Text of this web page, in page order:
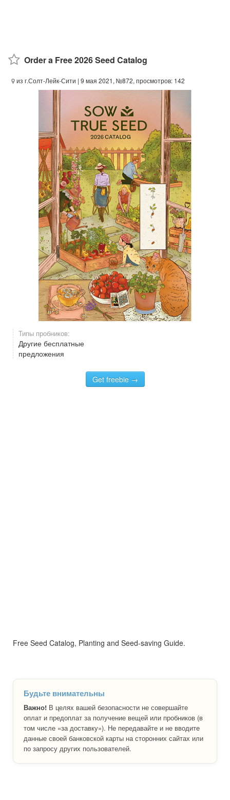
Order a Free 2026 Seed Catalog
из г.Солт-Лейк-Сити | 9 мая 2021, №872, просмотров: 142
Типы пробников:
Другие бесплатные
предложения
Get freebie →
Free Seed Catalog, Planting and Seed-saving Guide.
Будьте внимательны
Важно! В целях вашей безопасности не совершайте
оплат и предоплат за получение вещей или пробников (в
том числе «за доставку»). Не передавайте и не вводите
данные своей банковской карты на сторонних сайтах или
по запросу других пользователей.